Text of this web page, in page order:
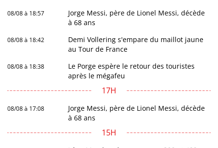
08/08 à 18:57
Jorge Messi, père de Lionel Messi, décède
à 68 ans
08/08 à 18:42
Demi Vollering s'empare du maillot jaune
au Tour de France
08/08 à 18:38
Le Porge espère le retour des touristes
après le mégafeu
17H
08/08 à 17:08
Jorge Messi, père de Lionel Messi, décède
à 68 ans
15H